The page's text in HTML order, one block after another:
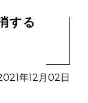
する
年12月02日